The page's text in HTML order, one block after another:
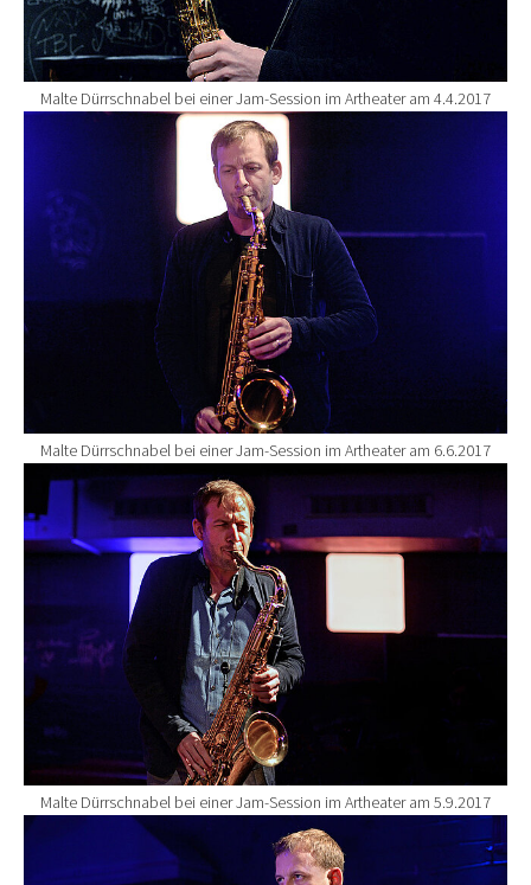
Malte Dürrschnabel bei einer Jam-Session im Artheater am 4.4.2017
Show larger version for:
Malte Dürrschnabel bei einer Jam-Session im Artheater am 6.6.2017
Show larger version for:
Malte Dürrschnabel bei einer Jam-Session im Artheater am 5.9.2017
Show larger version for: